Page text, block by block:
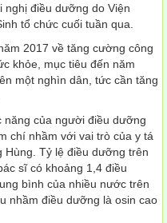
nghị điều dưỡng do Viện
tổ chức cuối tuần qua.
2017 về tăng cường công
khỏe, mục tiêu đến năm
một nghìn dân, tức cần tăng
của người điều dưỡng
chí nhầm với vai trò của y tá
Hùng. Tỷ lệ điều dưỡng trên
sĩ có khoảng 1,4 điều
bình của nhiều nước trên
nhầm điều dưỡng là osin cao